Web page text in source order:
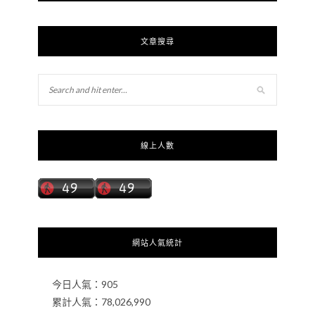
文章搜尋
線上人數
網站人氣統計
今日人氣： 905
累計人氣： 78,026,990